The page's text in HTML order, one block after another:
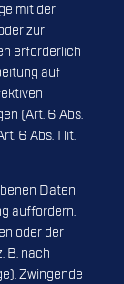
mit der
zur
erforderlich
auf
(Art. 6 Abs.
6 Abs. 1 lit.
Daten
auffordern,
oder der
B. nach
Zwingende